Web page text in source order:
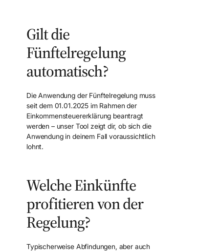
Gilt die
Fünftelregelung
automatisch?
Die Anwendung der Fünftelregelung muss
seit dem 01.01.2025 im Rahmen der
Einkommensteuererklärung beantragt
werden – unser Tool zeigt dir, ob sich die
Anwendung in deinem Fall voraussichtlich
lohnt.
Welche Einkünfte
profitieren von der
Regelung?
Typischerweise Abfindungen, aber auch